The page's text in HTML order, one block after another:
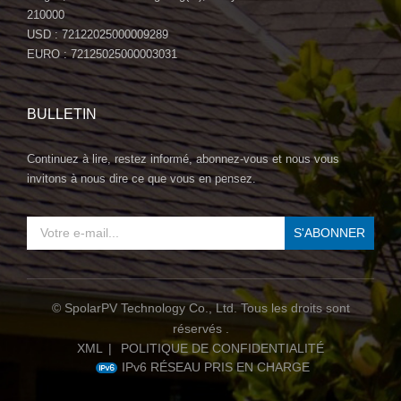
210000
USD : 72122025000009289
EURO : 72125025000003031
BULLETIN
Continuez à lire, restez informé, abonnez-vous et nous vous
invitons à nous dire ce que vous en pensez.
© SpolarPV Technology Co., Ltd. Tous les droits sont
réservés .
XML |
POLITIQUE DE CONFIDENTIALITÉ
IPv6 RÉSEAU PRIS EN CHARGE